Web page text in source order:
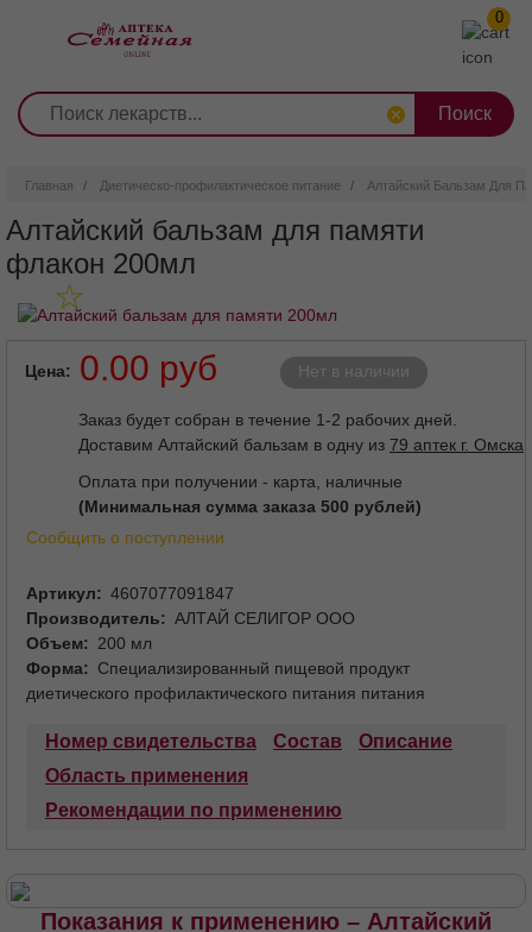
0
Главная Диетическо-профилактическое питание Алтайский Бальзам Для
Алтайский бальзам для памяти
флакон 200мл
Цена 0.00 руб Нет в наличии
Заказ будет собран в течение 1-2 рабочих дней.
Доставим Алтайский бальзам в одну из 79 аптек г. Омска
Оплата при получении - карта, наличные
(Минимальная сумма заказа 500 рублей)
Сообщить о поступлении
Артикул
4607077091847
Производитель
АЛТАЙ СЕЛИГОР ООО
Объем
200 мл
Форма
Специализированный пищевой продукт
диетического профилактического питания питания
Номер свидетельства Состав
Описание
Область применения
Рекомендации по применению
Показания к применению – Алтайский